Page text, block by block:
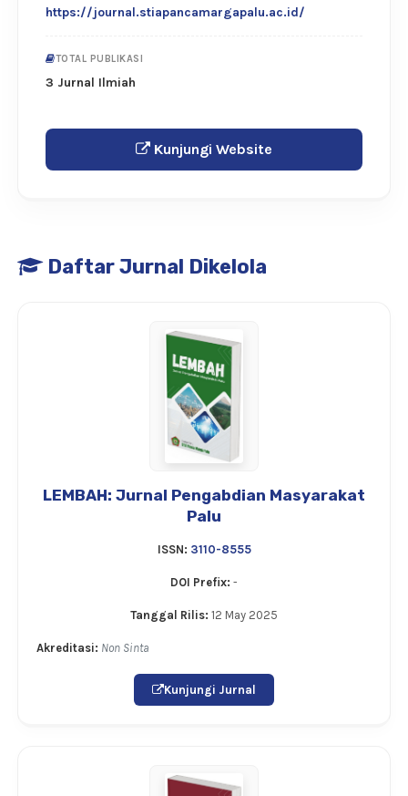
https://journal.stiapancamargapalu.ac.id/
TOTAL PUBLIKASI
3 Jurnal Ilmiah
Kunjungi Website
Daftar Jurnal Dikelola
LEMBAH: Jurnal Pengabdian Masyarakat
Palu
ISSN: 3110-8555
DOI Prefix: -
Tanggal Rilis: 12 May 2025
Akreditasi: Non Sinta
Kunjungi Jurnal